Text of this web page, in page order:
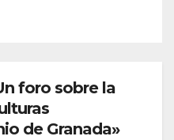
foro sobre la
de Granada»